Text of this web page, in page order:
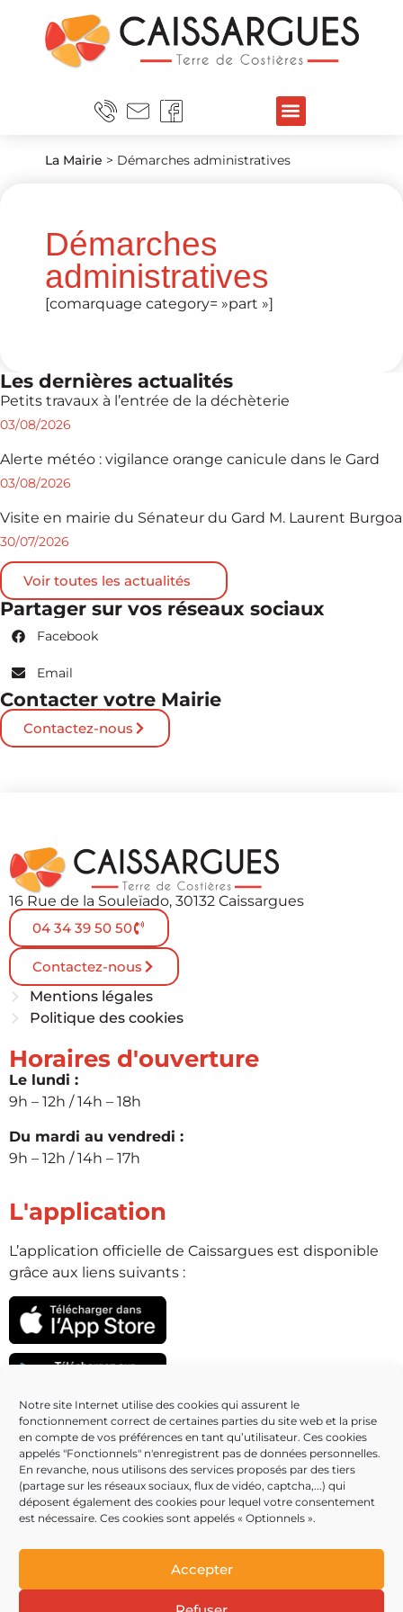
Notre site Internet utilise des cookies qui assurent le
fonctionnement correct de certaines parties du site web et la prise
en compte de vos préférences en tant qu’utilisateur. Ces cookies
appelés "Fonctionnels" n'enregistrent pas de données personnelles.
En revanche, nous utilisons des services proposés par des tiers
(partage sur les réseaux sociaux, flux de vidéo, captcha,...) qui
déposent également des cookies pour lequel votre consentement
est nécessaire. Ces cookies sont appelés « Optionnels ».
Accepter
La Mairie > Démarches administratives
Démarches
administratives
[comarquage category= »part »]
Les dernières actualités
Petits travaux à l’entrée de la déchèterie
03/08/2026
Alerte météo : vigilance orange canicule dans le Gard
03/08/2026
Visite en mairie du Sénateur du Gard M. Laurent Burgoa
30/07/2026
Voir toutes les actualités
Partager sur vos réseaux sociaux
Facebook
Email
Contacter votre Mairie
Contactez-nous
16 Rue de la Souleïado, 30132 Caissargues
04 34 39 50 50
Contactez-nous
Mentions légales
Politique des cookies
Horaires d'ouverture
Le lundi :
9h – 12h / 14h – 18h
Du mardi au vendredi :
9h – 12h / 14h – 17h
L'application
L’application officielle de Caissargues est disponible
grâce aux liens suivants :
Partenaires